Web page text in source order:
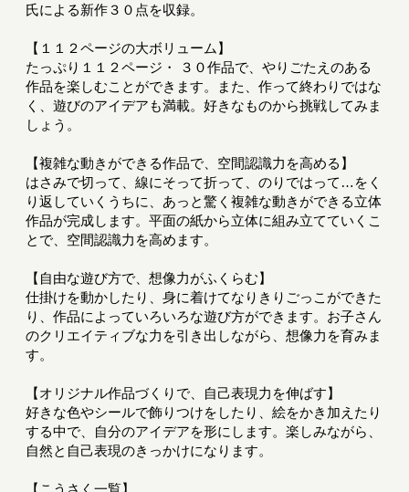
氏による新作３０点を収録。
【１１２ページの大ボリューム】
たっぷり１１２ページ・ ３０作品で、やりごたえのある
作品を楽しむことができます。また、作って終わりではな
く、遊びのアイデアも満載。好きなものから挑戦してみま
しょう。
【複雑な動きができる作品で、空間認識力を高める】
はさみで切って、線にそって折って、のりではって…をく
り返していくうちに、あっと驚く複雑な動きができる立体
作品が完成します。平面の紙から立体に組み立てていくこ
とで、空間認識力を高めます。
【自由な遊び方で、想像力がふくらむ】
仕掛けを動かしたり、身に着けてなりきりごっこができた
り、作品によっていろいろな遊び方ができます。お子さん
のクリエイティブな力を引き出しながら、想像力を育みま
す。
【オリジナル作品づくりで、自己表現力を伸ばす】
好きな色やシールで飾りつけをしたり、絵をかき加えたり
する中で、自分のアイデアを形にします。楽しみながら、
自然と自己表現のきっかけになります。